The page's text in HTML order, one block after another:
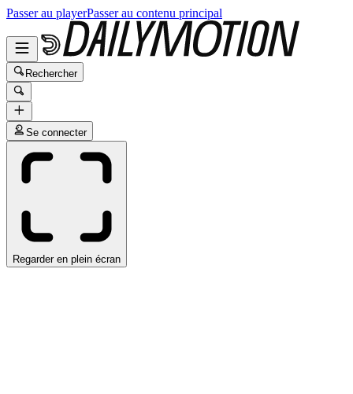
Passer au playerPasser au contenu principal
Rechercher
Se connecter
Regarder en plein écran